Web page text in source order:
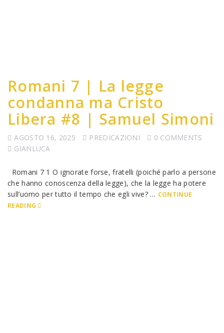
Romani 7 | La legge
condanna ma Cristo
Libera #8 | Samuel Simoni
AGOSTO 16, 2025 PREDICAZIONI
0 COMMENTS
GIANLUCA
Romani 7 1 O ignorate forse, fratelli (poiché parlo a persone
che hanno conoscenza della legge), che la legge ha potere
sull’uomo per tutto il tempo che egli vive? … CONTINUE
READING